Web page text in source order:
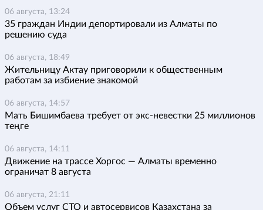
06 августа, 13:24
35 граждан Индии депортировали из Алматы по
решению суда
06 августа, 18:49
Жительницу Актау приговорили к общественным
работам за избиение знакомой
06 августа, 14:57
Мать Бишимбаева требует от экс-невестки 25 миллионов
теңге
06 августа, 14:11
Движение на трассе Хоргос — Алматы временно
ограничат 8 августа
06 августа, 21:11
Объем услуг СТО и автосервисов Казахстана за